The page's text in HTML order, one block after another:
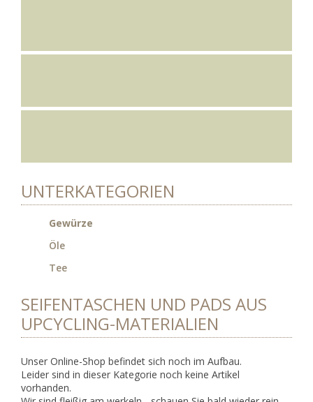
UNTERKATEGORIEN
Gewürze
Öle
Tee
SEIFENTASCHEN UND PADS AUS
UPCYCLING-MATERIALIEN
Unser Online-Shop befindet sich noch im Aufbau.
Leider sind in dieser Kategorie noch keine Artikel
vorhanden.